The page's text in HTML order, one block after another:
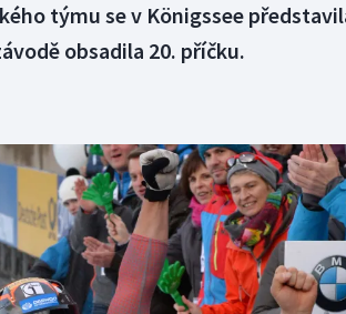
týmu se v Königssee
obsadila 20. příčku.